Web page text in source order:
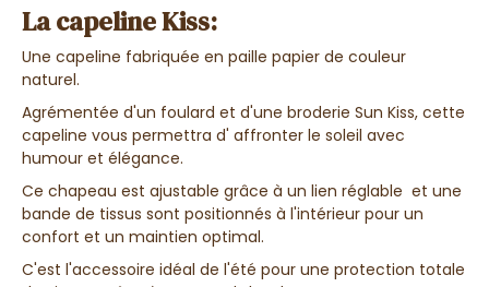
La capeline Kiss:
Une capeline fabriquée en paille papier de couleur
naturel.
Agrémentée d'un foulard et d'une broderie Sun Kiss, cette
capeline vous permettra d' affronter le soleil avec
humour et élégance.
Ce chapeau est ajustable grâce à un lien réglable et une
bande de tissus sont positionnés à l'intérieur pour un
confort et un maintien optimal.
C'est l'accessoire idéal de l'été pour une protection totale